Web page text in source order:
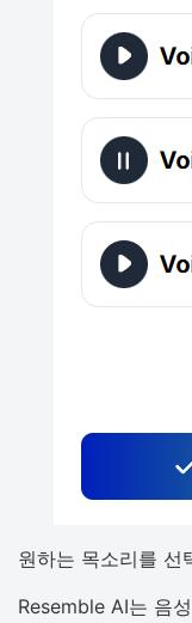
원하는 목소리를 선
Resemble AI는 음